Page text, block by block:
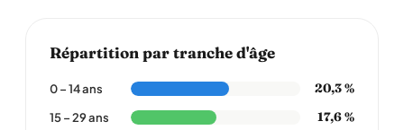
Répartition par tranche d'âge
0 – 14 ans 20,3 %
15 – 29 ans 17,6 %